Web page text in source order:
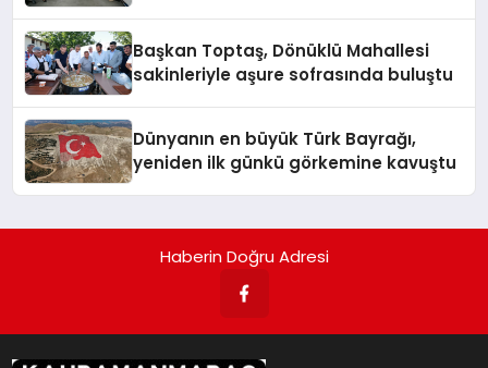
Başkan Toptaş, Dönüklü Mahallesi
sakinleriyle aşure sofrasında buluştu
Dünyanın en büyük Türk Bayrağı,
yeniden ilk günkü görkemine kavuştu
Haberin Doğru Adresi